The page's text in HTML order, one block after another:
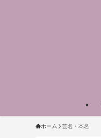
ホーム 芸名・本名